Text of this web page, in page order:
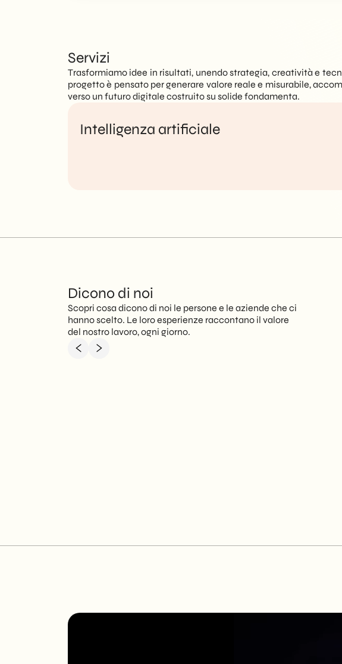
Servizi
Trasformiamo idee in risultati, unendo strategia, creatività e
progetto è pensato per generare valore reale e misurabile,
verso un futuro digitale costruito su solide fondamenta.
Intelligenza artificiale
Dicono di noi
Scopri cosa dicono di noi le persone e le aziende che ci
hanno scelto. Le loro esperienze raccontano il valore
del nostro lavoro, ogni giorno.